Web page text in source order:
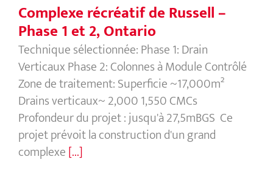
Complexe récréatif de Russell –
Phase 1 et 2, Ontario
Technique sélectionnée: Phase 1: Drain
Verticaux Phase 2: Colonnes à Module Contrôlé
Zone de traitement: Superficie ~17,000m²
Drains verticaux~ 2,000 1,550 CMCs
Profondeur du projet : jusqu'à 27,5mBGS Ce
projet prévoit la construction d'un grand
complexe[...]